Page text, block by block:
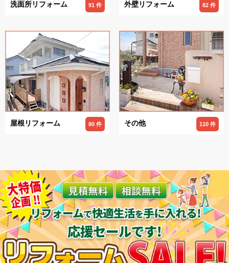
洗面所リフォーム 91 件 外壁リフォーム 82 件
屋根リフォーム 80 件 その他 110 件